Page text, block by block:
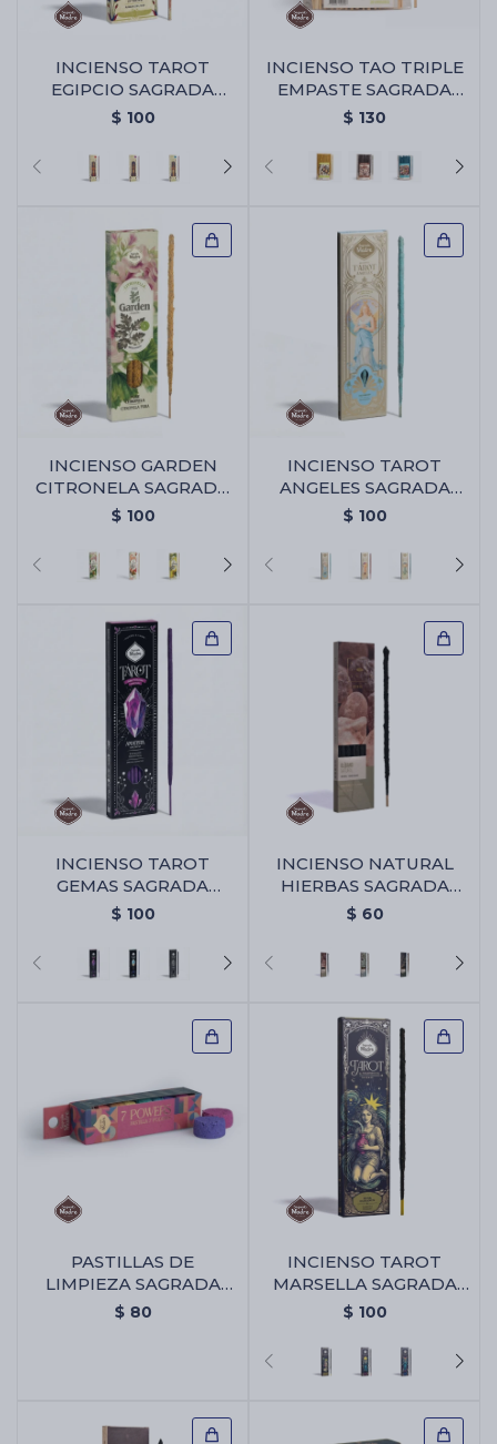
INCIENSO TAROT
EGIPCIO SAGRADA
MADRE - Ambar De
$ 100
INCIENSO TAO TRIPLE
EMPASTE SAGRADA
MADRE X30 - PACK X2 -
$ 130
INCIENSO GARDEN
CITRONELA SAGRADA
MADRE - Pura
$ 100
INCIENSO TAROT
ANGELES SAGRADA
MADRE - Frambuesa
$ 100
INCIENSO TAROT
GEMAS SAGRADA
MADRE X6 - Amatista -
$ 100
INCIENSO NATURAL
HIERBAS SAGRADA
MADRE X6 - Olibano
$ 60
PASTILLAS DE
LIMPIEZA SAGRADA
MADRE 7 PODERES -
$ 80
INCIENSO TAROT
MARSELLA SAGRADA
MADRE X6 -
$ 100
Cartas de Tarot
Artículos Religiosos
Aromatizantes de ambientes
Artículos Esotéricos